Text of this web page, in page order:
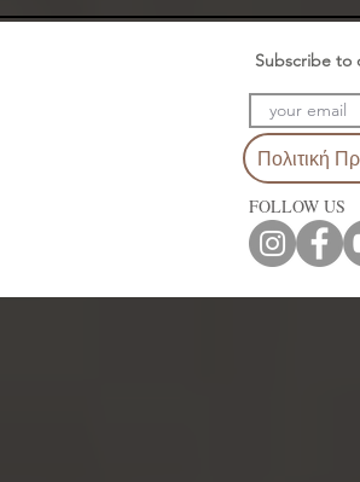
Subscribe to
Πολιτική
FOLLOW US